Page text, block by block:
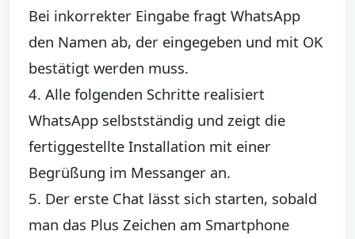
Bei inkorrekter Eingabe fragt WhatsApp
den Namen ab, der eingegeben und mit OK
bestätigt werden muss.
4. Alle folgenden Schritte realisiert
WhatsApp selbstständig und zeigt die
fertiggestellte Installation mit einer
Begrüßung im Messanger an.
5. Der erste Chat lässt sich starten, sobald
man das Plus Zeichen am Smartphone